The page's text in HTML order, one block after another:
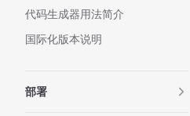
代码生成器用法简介
国际化版本说明
部署